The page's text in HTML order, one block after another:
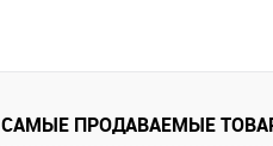
САМЫЕ ПРОДАВАЕМЫЕ